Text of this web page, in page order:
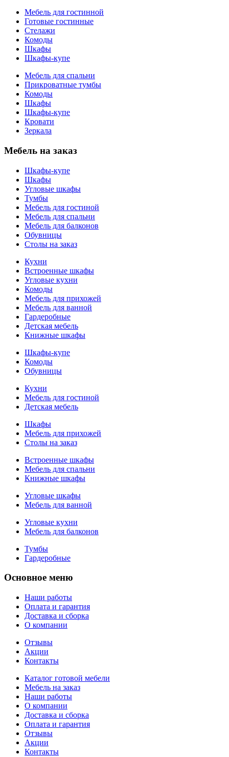
Мебель для гостинной
Готовые гостинные
Стелажи
Комоды
Шкафы
Шкафы-купе
Мебель для спальни
Прикроватные тумбы
Комоды
Шкафы
Шкафы-купе
Кровати
Зеркала
Мебель на заказ
Шкафы-купе
Шкафы
Угловые шкафы
Тумбы
Мебель для гостиной
Мебель для спальни
Мебель для балконов
Обувницы
Столы на заказ
Кухни
Встроенные шкафы
Угловые кухни
Комоды
Мебель для прихожей
Мебель для ванной
Гардеробные
Детская мебель
Книжные шкафы
Шкафы-купе
Комоды
Обувницы
Кухни
Мебель для гостиной
Детская мебель
Шкафы
Мебель для прихожей
Столы на заказ
Встроенные шкафы
Мебель для спальни
Книжные шкафы
Угловые шкафы
Мебель для ванной
Угловые кухни
Мебель для балконов
Тумбы
Гардеробные
Основное меню
Наши работы
Оплата и гарантия
Доставка и сборка
О компании
Отзывы
Акции
Контакты
Каталог готовой мебели
Мебель на заказ
Наши работы
О компании
Доставка и сборка
Оплата и гарантия
Отзывы
Акции
Контакты